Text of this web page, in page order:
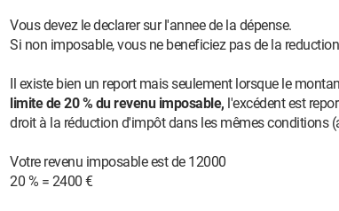
Vous devez le declarer sur l'annee de la dépense.
Si non imposable, vous ne beneficiez pas de la
Il existe bien un report mais seulement lorsque le
limite de 20 % du revenu imposable, l'excédent est
droit à la réduction d'impôt dans les mêmes conditions
Votre revenu imposable est de 12000
20 % = 2400 €